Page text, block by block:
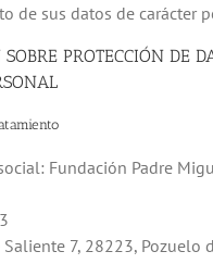
de sus datos de carácter
PROTECCIÓN DE
Fundación Padre
7, 28223, Pozuelo